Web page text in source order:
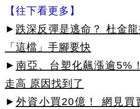
【往下看更多】
► 跌深反彈是逃命？ 杜金
「這檔」手腳要快
► 南亞、台塑化飆漲逾5%
走高 原因找到了
► 外資小買20億！ 網見買